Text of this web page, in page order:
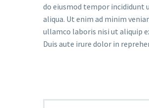
do eiusmod tempor incididunt
aliqua. Ut enim ad minim
ullamco laboris nisi ut aliquip
Duis aute irure dolor in